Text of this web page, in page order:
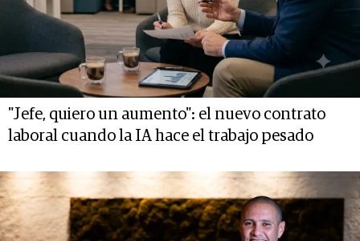
"Jefe, quiero un aumento": el nuevo contrato
laboral cuando la IA hace el trabajo pesado